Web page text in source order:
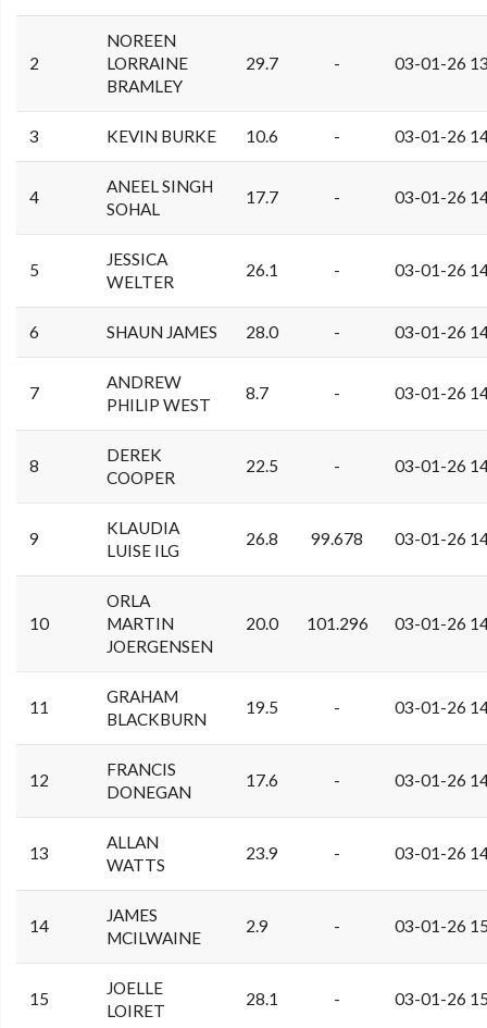
2
NOREEN
LORRAINE
BRAMLEY
29.7 - 03-01-26
3 KEVIN BURKE 10.6 - 03-01-26
4
ANEEL SINGH
SOHAL
17.7 - 03-01-26
5
JESSICA
WELTER
26.1 - 03-01-26
6 SHAUN JAMES 28.0 - 03-01-26
7
ANDREW
PHILIP WEST
8.7 - 03-01-26
8
DEREK
COOPER
22.5 - 03-01-26
9
KLAUDIA
LUISE ILG
26.8 99.678 03-01-26
10
ORLA
MARTIN
JOERGENSEN
20.0 101.296 03-01-26
11
GRAHAM
BLACKBURN
19.5 - 03-01-26
12
FRANCIS
DONEGAN
17.6 - 03-01-26
13
ALLAN
WATTS
23.9 - 03-01-26
14
JAMES
MCILWAINE
2.9 - 03-01-26
15
JOELLE
LOIRET
28.1 - 03-01-26